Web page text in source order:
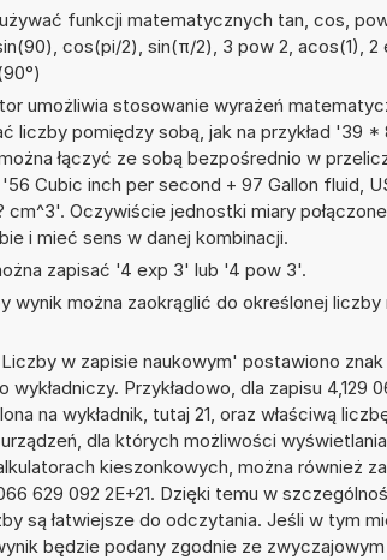
funkcji matematycznych tan, cos,
cos(pi/2), sin(π/2), 3 pow 2, acos(1),
umożliwia stosowanie wyrażeń
liczby pomiędzy sobą, jak na przykład '39
łączyć ze sobą bezpośrednio w
'56 Cubic inch per second + 97 Gallon fluid,
cm^3'. Oczywiście jednostki miary
i mieć sens w danej kombinacji.
zapisać '4 exp 3' lub '4 pow 3'.
wynik można zaokrąglić do określonej
w zapisie naukowym' postawiono
wykładniczy. Przykładowo, dla zapisu 4,129
na wykładnik, tutaj 21, oraz właściwą
dla których możliwości
kieszonkowych, można również
629 092 2E+21. Dzięki temu w
są łatwiejsze do odczytania. Jeśli w tym
będzie podany zgodnie ze